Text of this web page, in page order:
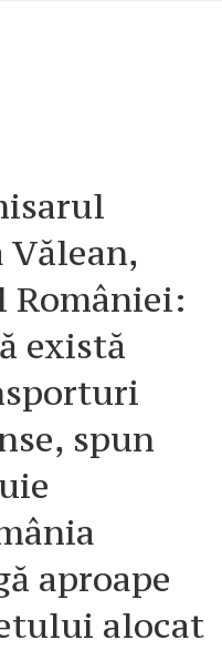
Vălean,
României:
există
spun
aproape
alocat